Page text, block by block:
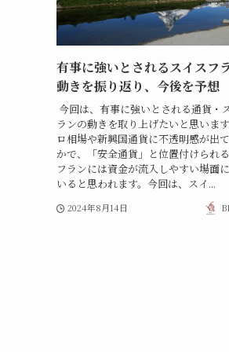
有事に強いとされるスイスフ
動きを振り返り、今後を予想
今回は、有事に強いとされる通貨・
ランの動きを取り上げたいと思いま
ロ相場や新興国通貨に不透明感が出
かで、「安全通貨」と位置付けられ
フランには資金が流入しやすい場面
いると思われます。今回は、スイ...
2024年8月14日